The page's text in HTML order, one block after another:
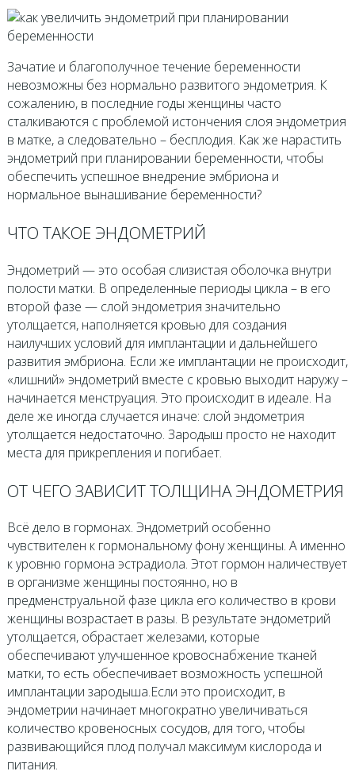
Зачатие и благополучное течение беременности
невозможны без нормально развитого эндометрия. К
сожалению, в последние годы женщины часто
сталкиваются с проблемой истончения слоя эндометрия
в матке, а следовательно – бесплодия. Как же нарастить
эндометрий при планировании беременности, чтобы
обеспечить успешное внедрение эмбриона и
нормальное вынашивание беременности?
ЧТО ТАКОЕ ЭНДОМЕТРИЙ
Эндометрий — это особая слизистая оболочка внутри
полости матки. В определенные периоды цикла – в его
второй фазе — слой эндометрия значительно
утолщается, наполняется кровью для создания
наилучших условий для имплантации и дальнейшего
развития эмбриона. Если же имплантации не происходит,
«лишний» эндометрий вместе с кровью выходит наружу –
начинается менструация. Это происходит в идеале. На
деле же иногда случается иначе: слой эндометрия
утолщается недостаточно. Зародыш просто не находит
места для прикрепления и погибает.
ОТ ЧЕГО ЗАВИСИТ ТОЛЩИНА ЭНДОМЕТРИЯ
Всё дело в гормонах. Эндометрий особенно
чувствителен к гормональному фону женщины. А именно
к уровню гормона эстрадиола. Этот гормон наличествует
в организме женщины постоянно, но в
предменструальной фазе цикла его количество в крови
женщины возрастает в разы. В результате эндометрий
утолщается, обрастает железами, которые
обеспечивают улучшенное кровоснабжение тканей
матки, то есть обеспечивает возможность успешной
имплантации зародыша.Если это происходит, в
эндометрии начинает многократно увеличиваться
количество кровеносных сосудов, для того, чтобы
развивающийся плод получал максимум кислорода и
питания.